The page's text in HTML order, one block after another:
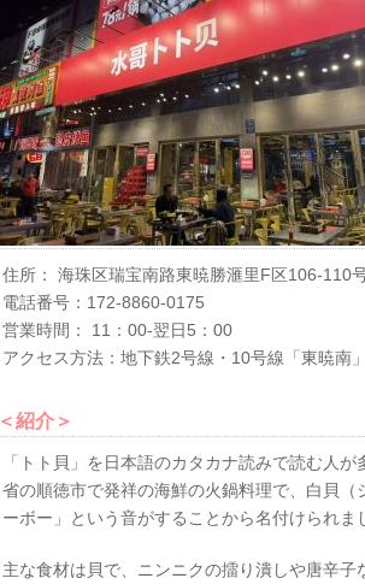
住所： 海珠区瑞宝南路東暁勝滙里F区106-110
電話番号：172-8860-0175
営業時間： 11：00‐翌日5：00
アクセス方法：地下鉄2号線・10号線「東暁南
＜紹介＞
「トト貝」を日本語のカタカナ読みで読む人
省の順徳市で発祥の海鮮の火鍋料理で、白貝
ーボー」という音がすることから名付けられま
主な食材は貝で、ニンニクの擂り潰しや唐辛